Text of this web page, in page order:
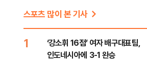
스포츠 많이 본 기사
1
‘강소휘 16점’ 여자 배구대표팀,
인도네시아에 3-1 완승